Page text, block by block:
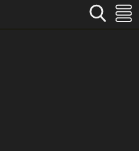
WAAA-128 Thụ thai hộ con dâu, bố chồng ra tay không thương tiếc